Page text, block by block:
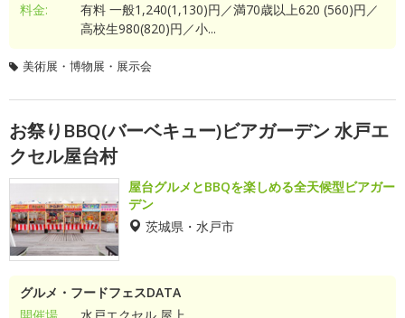
料金:
有料 一般1,240(1,130)円／満70歳以上620 (560)円／
高校生980(820)円／小...
美術展・博物展・展示会
お祭りBBQ(バーベキュー)ビアガーデン 水戸エ
クセル屋台村
屋台グルメとBBQを楽しめる全天候型ビアガー
デン
茨城県・水戸市
グルメ・フードフェスDATA